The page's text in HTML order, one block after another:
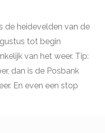
de heidevelden van de
tot begin
van het weer. Tip:
dan is de Posbank
En even een stop